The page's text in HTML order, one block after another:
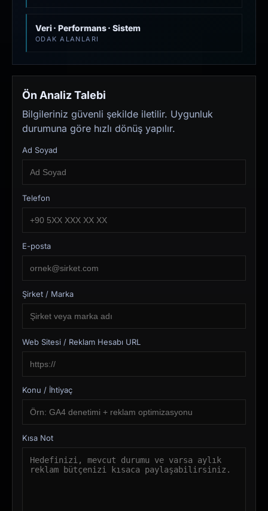
Veri · Performans · Sistem
ODAK ALANLARI
Ön Analiz Talebi
Bilgileriniz güvenli şekilde iletilir. Uygunluk
durumuna göre hızlı dönüş yapılır.
Ad Soyad
Telefon
E-posta
Şirket / Marka
Web Sitesi / Reklam Hesabı URL
Konu / İhtiyaç
Kısa Not